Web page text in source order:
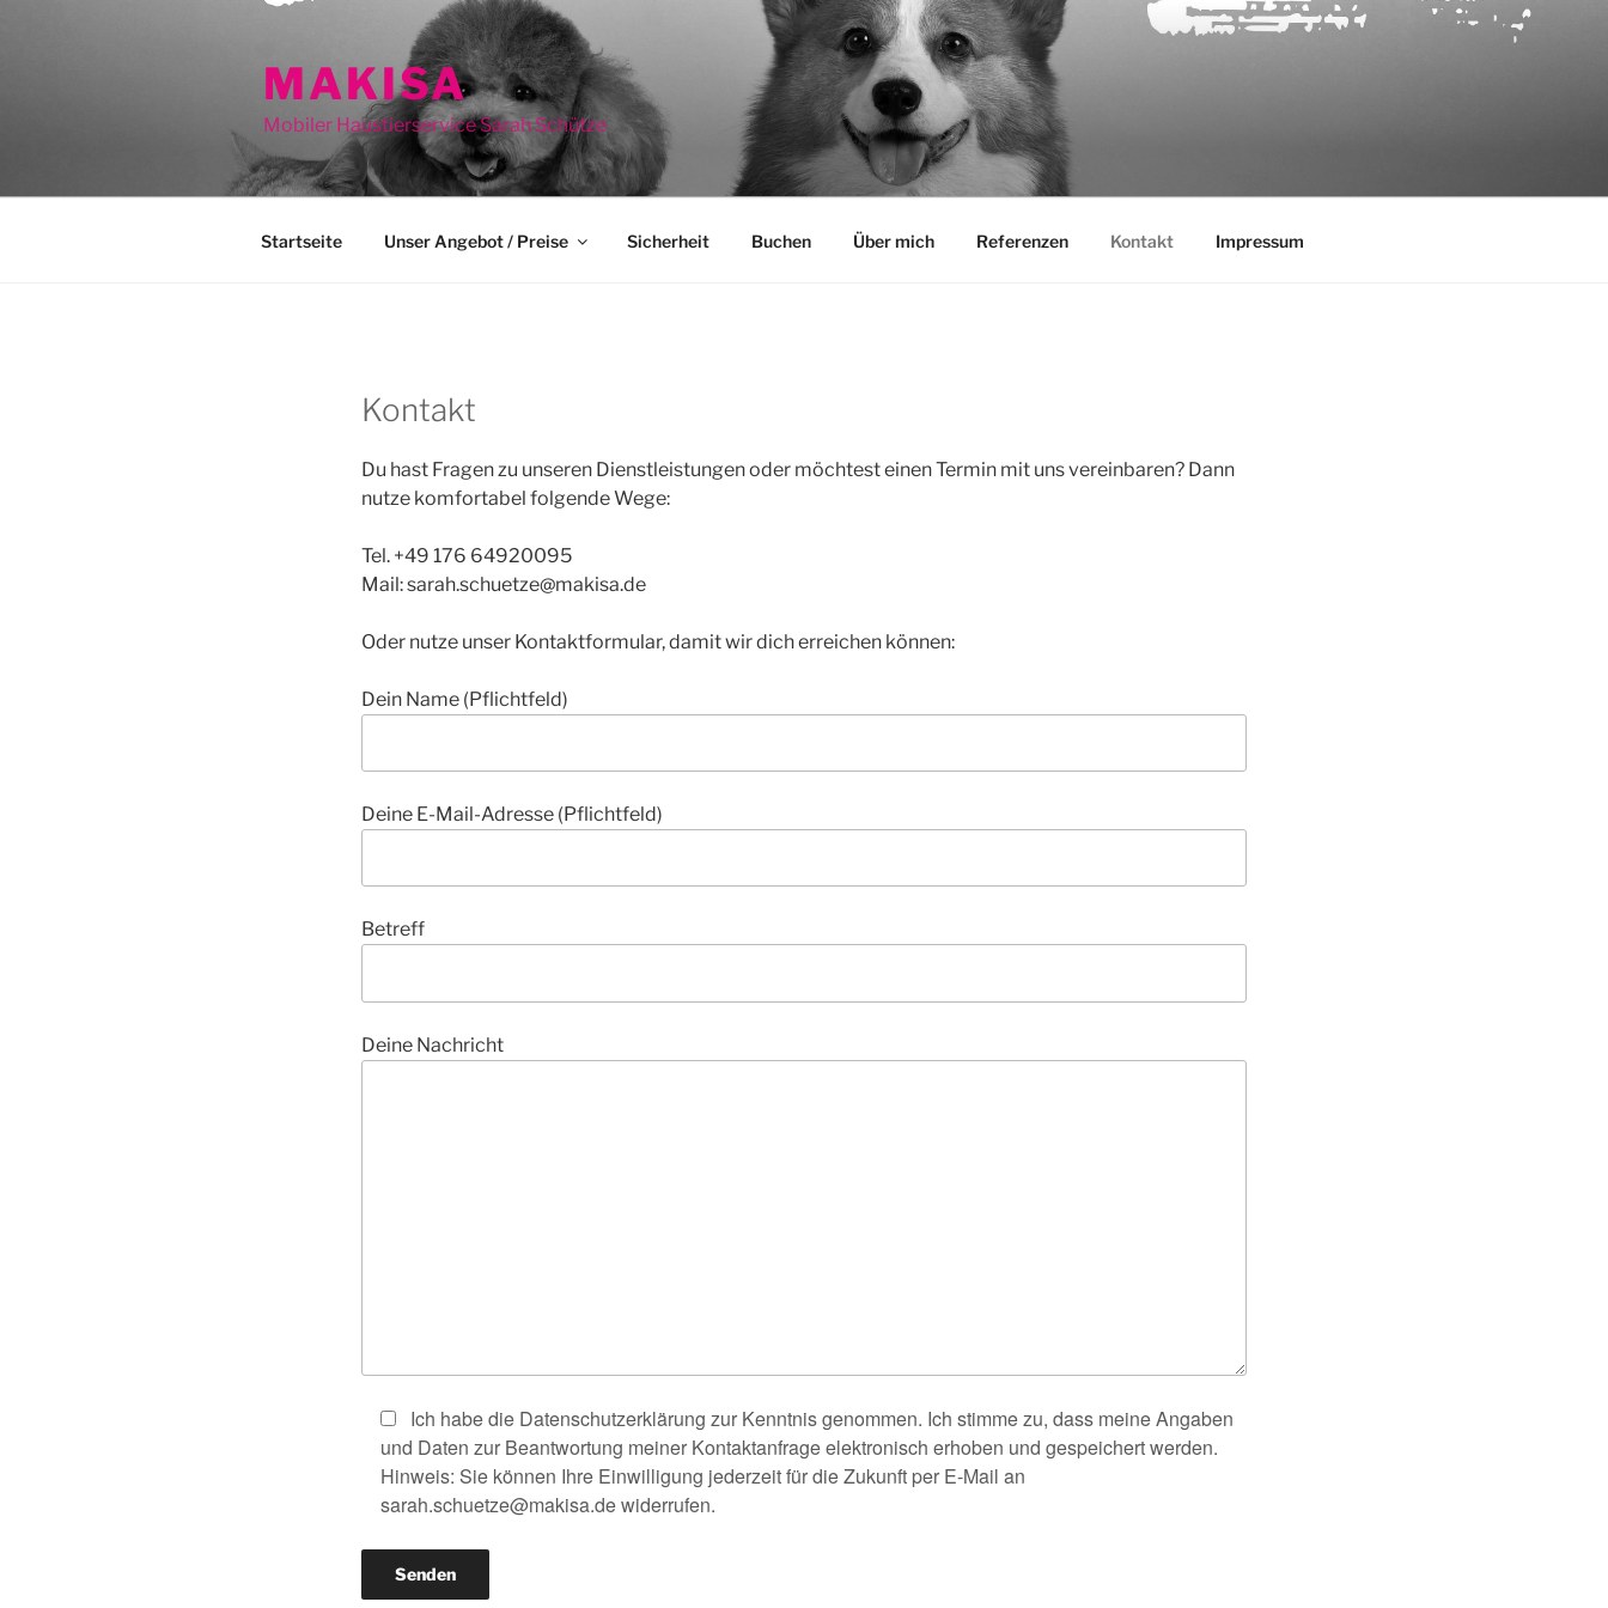
MAKISA
Mobiler Haustierservice Sarah Schütze
Startseite Unser Angebot / Preise Sicherheit Buchen Über mich Referenzen Kontakt Impressum
Kontakt
Du hast Fragen zu unseren Dienstleistungen oder möchtest einen Termin mit uns vereinbaren? Dann
nutze komfortabel folgende Wege:
Tel. +49 176 64920095
Mail: sarah.schuetze@makisa.de
Oder nutze unser Kontaktformular, damit wir dich erreichen können:
Dein Name (Pflichtfeld)
Deine E-Mail-Adresse (Pflichtfeld)
Betreff
Deine Nachricht
Ich habe die Datenschutzerklärung zur Kenntnis genommen. Ich stimme zu, dass meine Angaben
und Daten zur Beantwortung meiner Kontaktanfrage elektronisch erhoben und gespeichert werden.
Hinweis: Sie können Ihre Einwilligung jederzeit für die Zukunft per E-Mail an
sarah.schuetze@makisa.de widerrufen.